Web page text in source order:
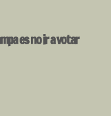
es no ir a votar